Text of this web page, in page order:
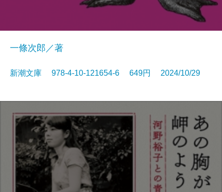
一條次郎／著
新潮文庫 978-4-10-121654-6 649円 2024/10/29